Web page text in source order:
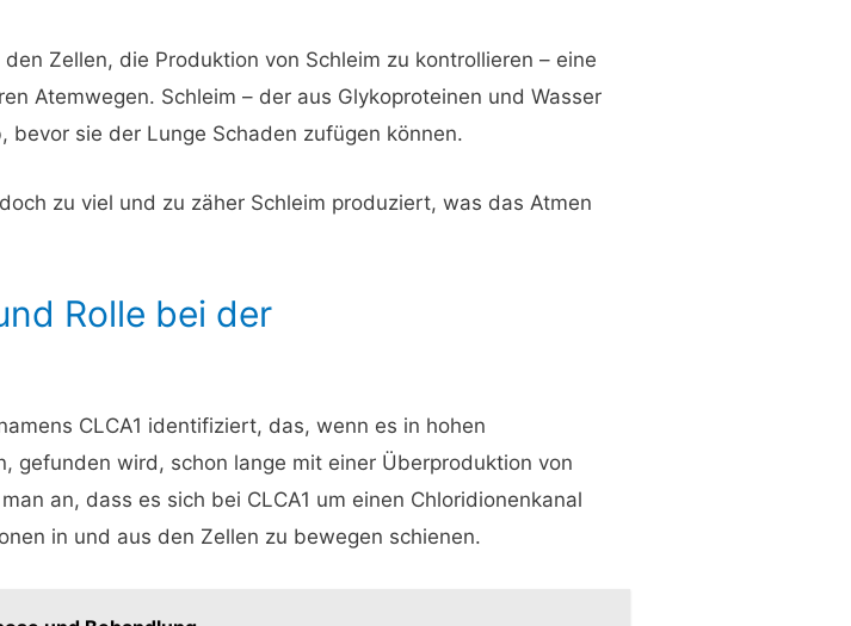
Zellen, die Produktion von Schleim zu kontrollieren – eine
Atemwegen. Schleim – der aus Glykoproteinen und Wasser
sie der Lunge Schaden zufügen können.
zu viel und zu zäher Schleim produziert, was das Atmen
Rolle bei der
CLCA1 identifiziert, das, wenn es in hohen
gefunden wird, schon lange mit einer Überproduktion von
an, dass es sich bei CLCA1 um einen Chloridionenkanal
in und aus den Zellen zu bewegen schienen.